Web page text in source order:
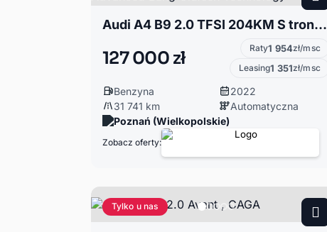
Audi A4 B9 2.0 TFSI 204KM S tronic Advanced Bang Olufsen Technology
127 000 zł Raty1 954zł/msc
Leasing1 351zł/msc
Benzyna
2022
31 741 km
Automatyczna
Poznań (Wielkopolskie)
Zobacz oferty:
Tylko u nas